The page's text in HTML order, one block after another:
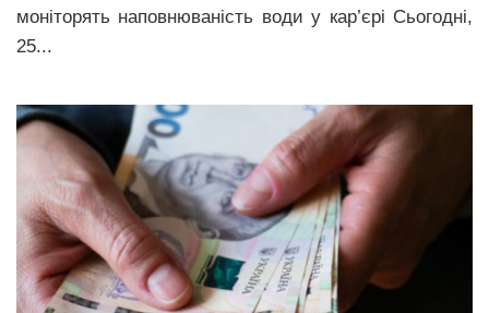
моніторять наповнюваність води у кар’єрі Сьогодні,
25...